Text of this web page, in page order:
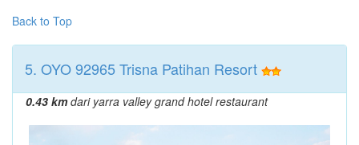
Back to Top
5. OYO 92965 Trisna Patihan Resort
0.43 kmdari yarra valley grand hotel restaurant